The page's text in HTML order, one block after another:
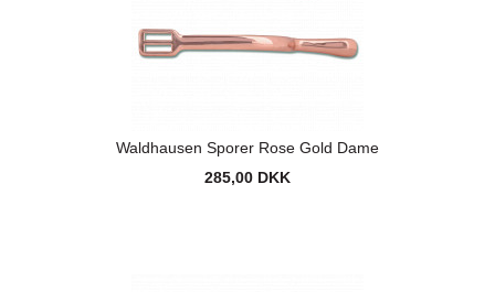
Waldhausen Sporer Rose Gold Dame
285,00 DKK